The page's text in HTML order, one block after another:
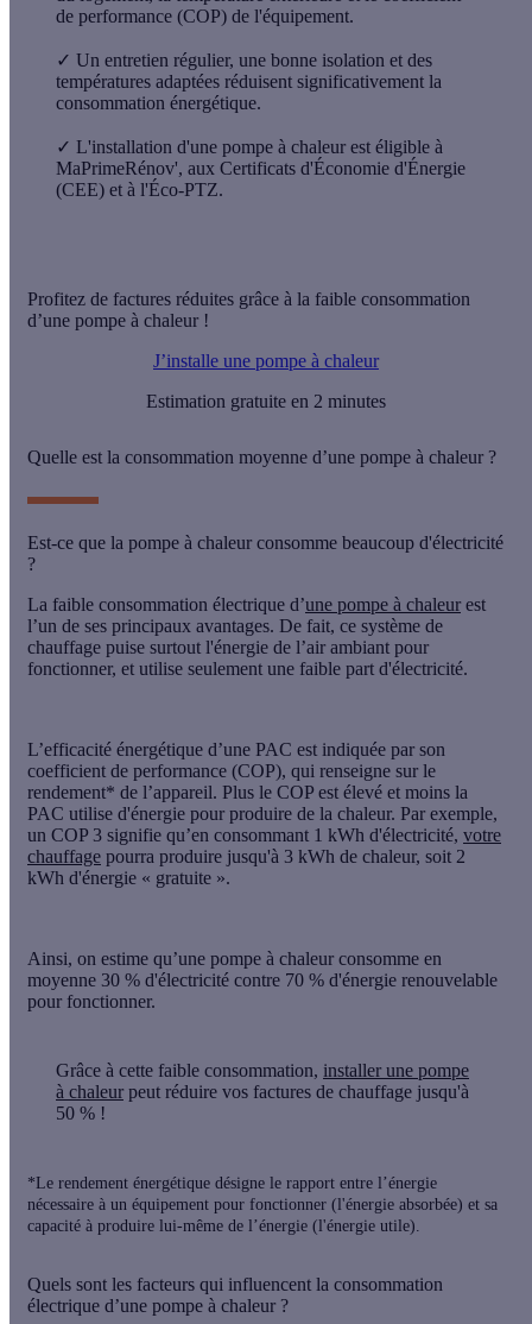
de performance (COP) de l'équipement.
✓ Un entretien régulier, une bonne isolation et des
températures adaptées réduisent significativement la
consommation énergétique.
✓ L'installation d'une pompe à chaleur est éligible à
MaPrimeRénov', aux Certificats d'Économie d'Énergie
(CEE) et à l'Éco-PTZ.
Profitez de factures réduites grâce à la faible consommation
d’une pompe à chaleur !
J’installe une pompe à chaleur
Estimation gratuite en 2 minutes
Quelle est la consommation moyenne d’une pompe à chaleur ?
Est-ce que la pompe à chaleur consomme beaucoup d'électricité
?
La faible consommation électrique d’une pompe à chaleur est
l’un de ses principaux avantages. De fait, ce système de
chauffage puise surtout l'énergie de l’air ambiant pour
fonctionner, et utilise seulement une faible part d'électricité.
L’efficacité énergétique d’une PAC est indiquée par son
coefficient de performance (COP), qui renseigne sur le
rendement* de l’appareil. Plus le COP est élevé et moins la
PAC utilise d'énergie pour produire de la chaleur. Par exemple,
un COP 3 signifie qu’en consommant 1 kWh d'électricité, votre
chauffage pourra produire jusqu'à 3 kWh de chaleur, soit 2
kWh d'énergie « gratuite ».
Ainsi, on estime qu’une pompe à chaleur consomme en
moyenne 30 % d'électricité contre 70 % d'énergie renouvelable
pour fonctionner.
Grâce à cette faible consommation, installer une pompe
à chaleur peut réduire vos factures de chauffage jusqu'à
50 % !
*Le rendement énergétique désigne le rapport entre l’énergie
nécessaire à un équipement pour fonctionner (l'énergie absorbée) et sa
capacité à produire lui-même de l’énergie (l'énergie utile).
Quels sont les facteurs qui influencent la consommation
électrique d’une pompe à chaleur ?